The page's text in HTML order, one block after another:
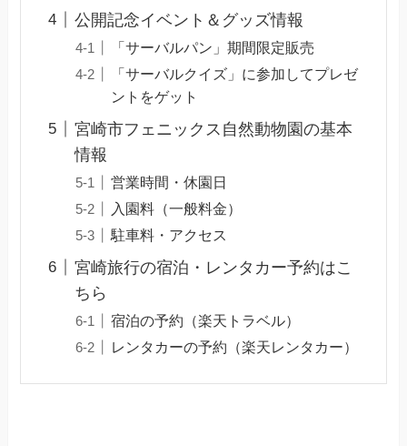
公開記念イベント＆グッズ情報
「サーバルパン」期間限定販売
「サーバルクイズ」に参加してプレゼ
ントをゲット
宮崎市フェニックス自然動物園の基本
情報
営業時間・休園日
入園料（一般料金）
駐車料・アクセス
宮崎旅行の宿泊・レンタカー予約はこ
ちら
宿泊の予約（楽天トラベル）
レンタカーの予約（楽天レンタカー）